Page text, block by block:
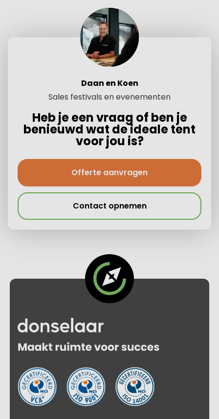
Daan en Koen
Sales festivals en evenementen
Heb je een vraag of ben je
benieuwd wat de ideale tent
voor jou is?
Offerte aanvragen
Contact opnemen